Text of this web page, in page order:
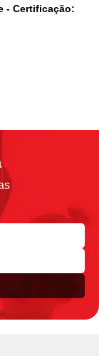
- Certificação: